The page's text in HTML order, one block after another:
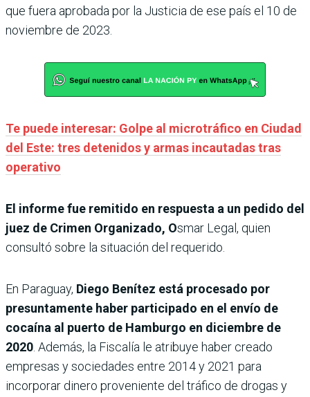
que fuera aprobada por la Justicia de ese país el 10 de
noviembre de 2023.
Te puede interesar: Golpe al microtráfico en Ciudad
del Este: tres detenidos y armas incautadas tras
operativo
El informe fue remitido en respuesta a un pedido del
juez de Crimen Organizado, Osmar Legal, quien
consultó sobre la situación del requerido.
En Paraguay, Diego Benítez está procesado por
presuntamente haber participado en el envío de
cocaína al puerto de Hamburgo en diciembre de
2020 . Además, la Fiscalía le atribuye haber creado
empresas y sociedades entre 2014 y 2021 para
incorporar dinero proveniente del tráfico de drogas y